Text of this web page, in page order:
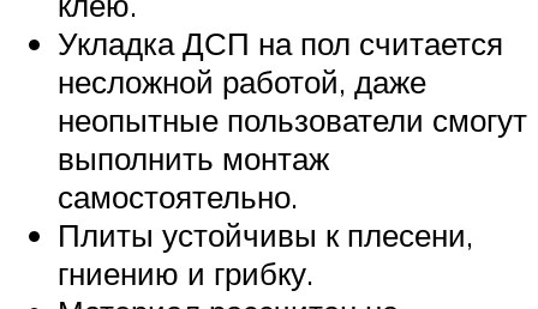
Укладка ДСП на пол считается
несложной работой, даже
неопытные пользователи смогут
выполнить монтаж
самостоятельно.
Плиты устойчивы к плесени,
гниению и грибку.